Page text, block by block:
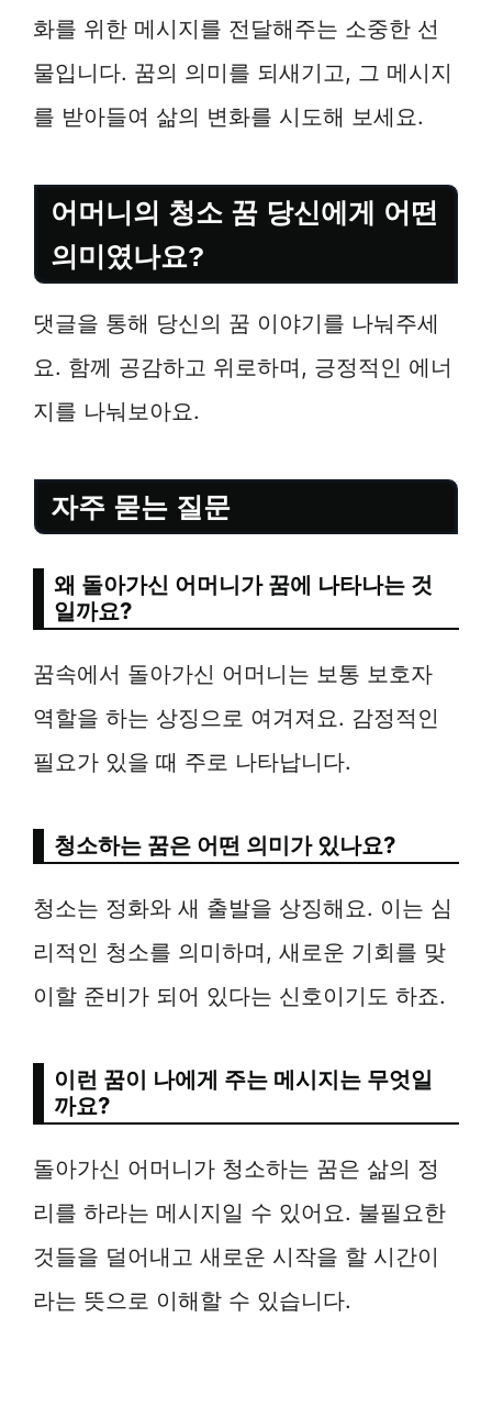
화를 위한 메시지를 전달해주는 소중한 선
물입니다. 꿈의 의미를 되새기고, 그 메시지
를 받아들여 삶의 변화를 시도해 보세요.
어머니의 청소 꿈 당신에게 어떤
의미였나요?
댓글을 통해 당신의 꿈 이야기를 나눠주세
요. 함께 공감하고 위로하며, 긍정적인 에너
지를 나눠보아요.
자주 묻는 질문
왜 돌아가신 어머니가 꿈에 나타나는 것
일까요?
꿈속에서 돌아가신 어머니는 보통 보호자
역할을 하는 상징으로 여겨져요. 감정적인
필요가 있을 때 주로 나타납니다.
청소하는 꿈은 어떤 의미가 있나요?
청소는 정화와 새 출발을 상징해요. 이는 심
리적인 청소를 의미하며, 새로운 기회를 맞
이할 준비가 되어 있다는 신호이기도 하죠.
이런 꿈이 나에게 주는 메시지는 무엇일
까요?
돌아가신 어머니가 청소하는 꿈은 삶의 정
리를 하라는 메시지일 수 있어요. 불필요한
것들을 덜어내고 새로운 시작을 할 시간이
라는 뜻으로 이해할 수 있습니다.